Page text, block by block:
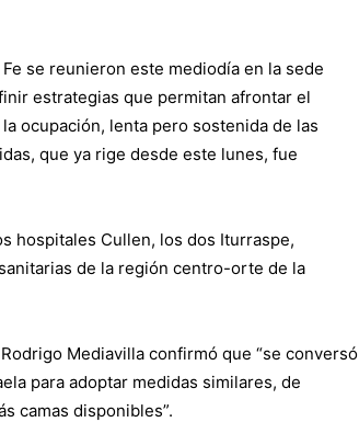
se reunieron este mediodía en la sede
estrategias que permitan afrontar el
ocupación, lenta pero sostenida de las
que ya rige desde este lunes, fue
hospitales Cullen, los dos Iturraspe,
de la región centro-orte de la
Mediavilla confirmó que “se conversó
para adoptar medidas similares, de
camas disponibles”.